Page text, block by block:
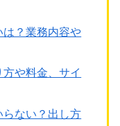
？業務内容や
や料金、サイ
ない？出し方